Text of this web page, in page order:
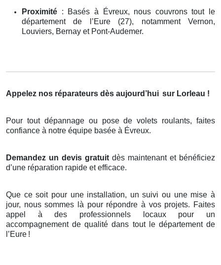
Proximité : Basés à Évreux, nous couvrons tout le
département de l’Eure (27), notamment Vernon,
Louviers, Bernay et Pont-Audemer.
Appelez nos réparateurs dès aujourd’hui sur Lorleau !
Pour tout dépannage ou pose de volets roulants, faites
confiance à notre équipe basée à Évreux.
Demandez un devis gratuit dès maintenant et bénéficiez
d’une réparation rapide et efficace.
Que ce soit pour une installation, un suivi ou une mise à
jour, nous sommes là pour répondre à vos projets. Faites
appel à des professionnels locaux pour un
accompagnement de qualité dans tout le département de
l’Eure !